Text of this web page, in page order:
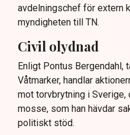
avdelningschef för extern
myndigheten till TN.
Civil olydnad
Enligt Pontus
Våtmarker, handlar
mot torvbrytning i
mosse, som han hävdar
politiskt stöd.